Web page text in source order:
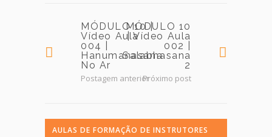
MÓDULO 10 |
Vídeo Aula
004 |
Hanumanasana
No Ar
Postagem anterior
MÓDULO 10
| Vídeo Aula
002 |
Salabhasana
2
Próximo post
AULAS DE FORMAÇÃO DE INSTRUTORES